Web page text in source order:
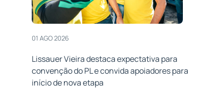
01 AGO 2026
Lissauer Vieira destaca expectativa para
convenção do PL e convida apoiadores para
início de nova etapa